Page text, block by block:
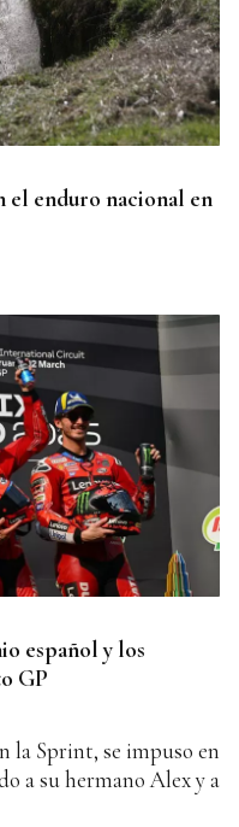
el enduro nacional en
español y los
GP
la Sprint, se impuso en
a su hermano Alex y a